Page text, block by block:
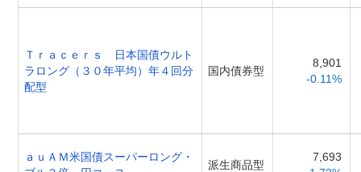
Ｔｒａｃｅｒｓ 日本国債ウルト
ラロング（３０年平均）年４回分
配型
国内債券型
8,901
-0.11%
ａｕＡＭ米国債スーパーロング・
派生商品型
7,693